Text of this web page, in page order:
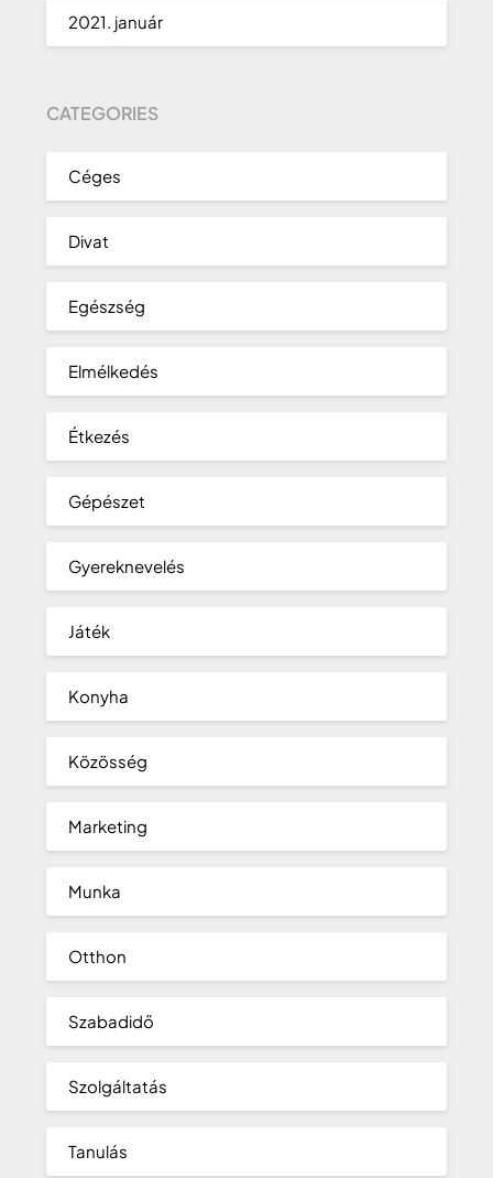
2021. január
CATEGORIES
Céges
Divat
Egészség
Elmélkedés
Étkezés
Gépészet
Gyereknevelés
Játék
Konyha
Közösség
Marketing
Munka
Otthon
Szabadidő
Szolgáltatás
Tanulás